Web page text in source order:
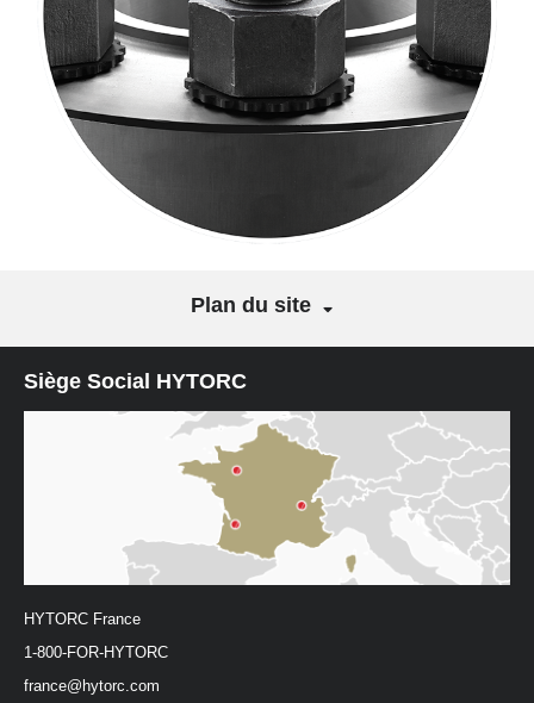
Plan du site
Siège Social HYTORC
HYTORC France
1-800-FOR-HYTORC
france@hytorc.com